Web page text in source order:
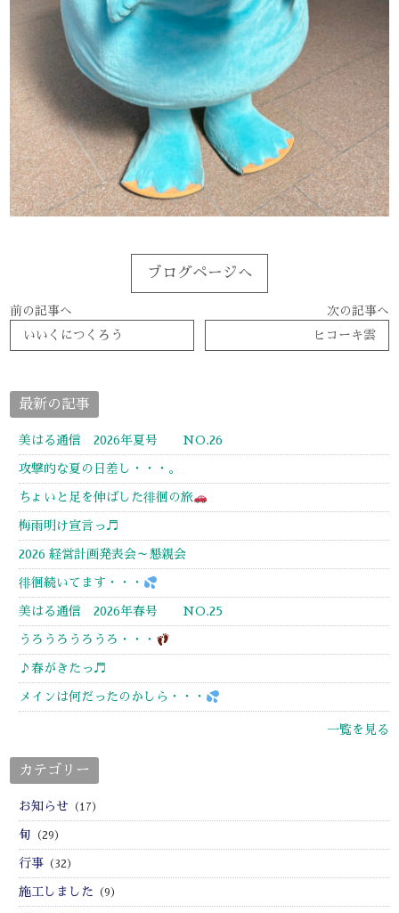
ブログページへ
前の記事へ
いいくにつくろう
次の記事へ
ヒコーキ雲
最新の記事
美はる通信 2026年夏号 NO.26
攻撃的な夏の日差し・・・。
ちょいと足を伸ばした徘徊の旅
梅雨明け宣言っ♬
2026 経営計画発表会～懇親会
徘徊続いてます・・・
美はる通信 2026年春号 NO.25
うろうろうろうろ・・・
♪春がきたっ♬
メインは何だったのかしら・・・
一覧を見る
カテゴリー
お知らせ （17）
旬 （29）
行事 （32）
施工しました （9）